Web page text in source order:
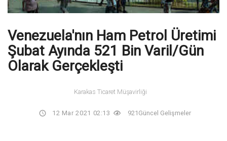
Venezuela'nın Ham Petrol Üretimi
Şubat Ayında 521 Bin Varil/Gün
Olarak Gerçekleşti
Karakas Ticaret Müşavirliği
12 Mar 2021 02:13 921 Güncel Gelişmeler